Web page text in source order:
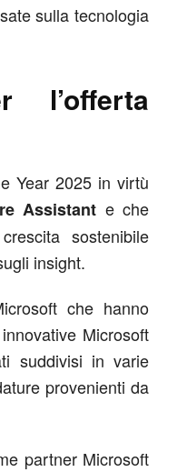
sulla tecnologia
l’offerta
Year 2025 in virtù
Assistant e che
sostenibile
insight.
che hanno
Microsoft
suddivisi in varie
provenienti da
partner Microsoft